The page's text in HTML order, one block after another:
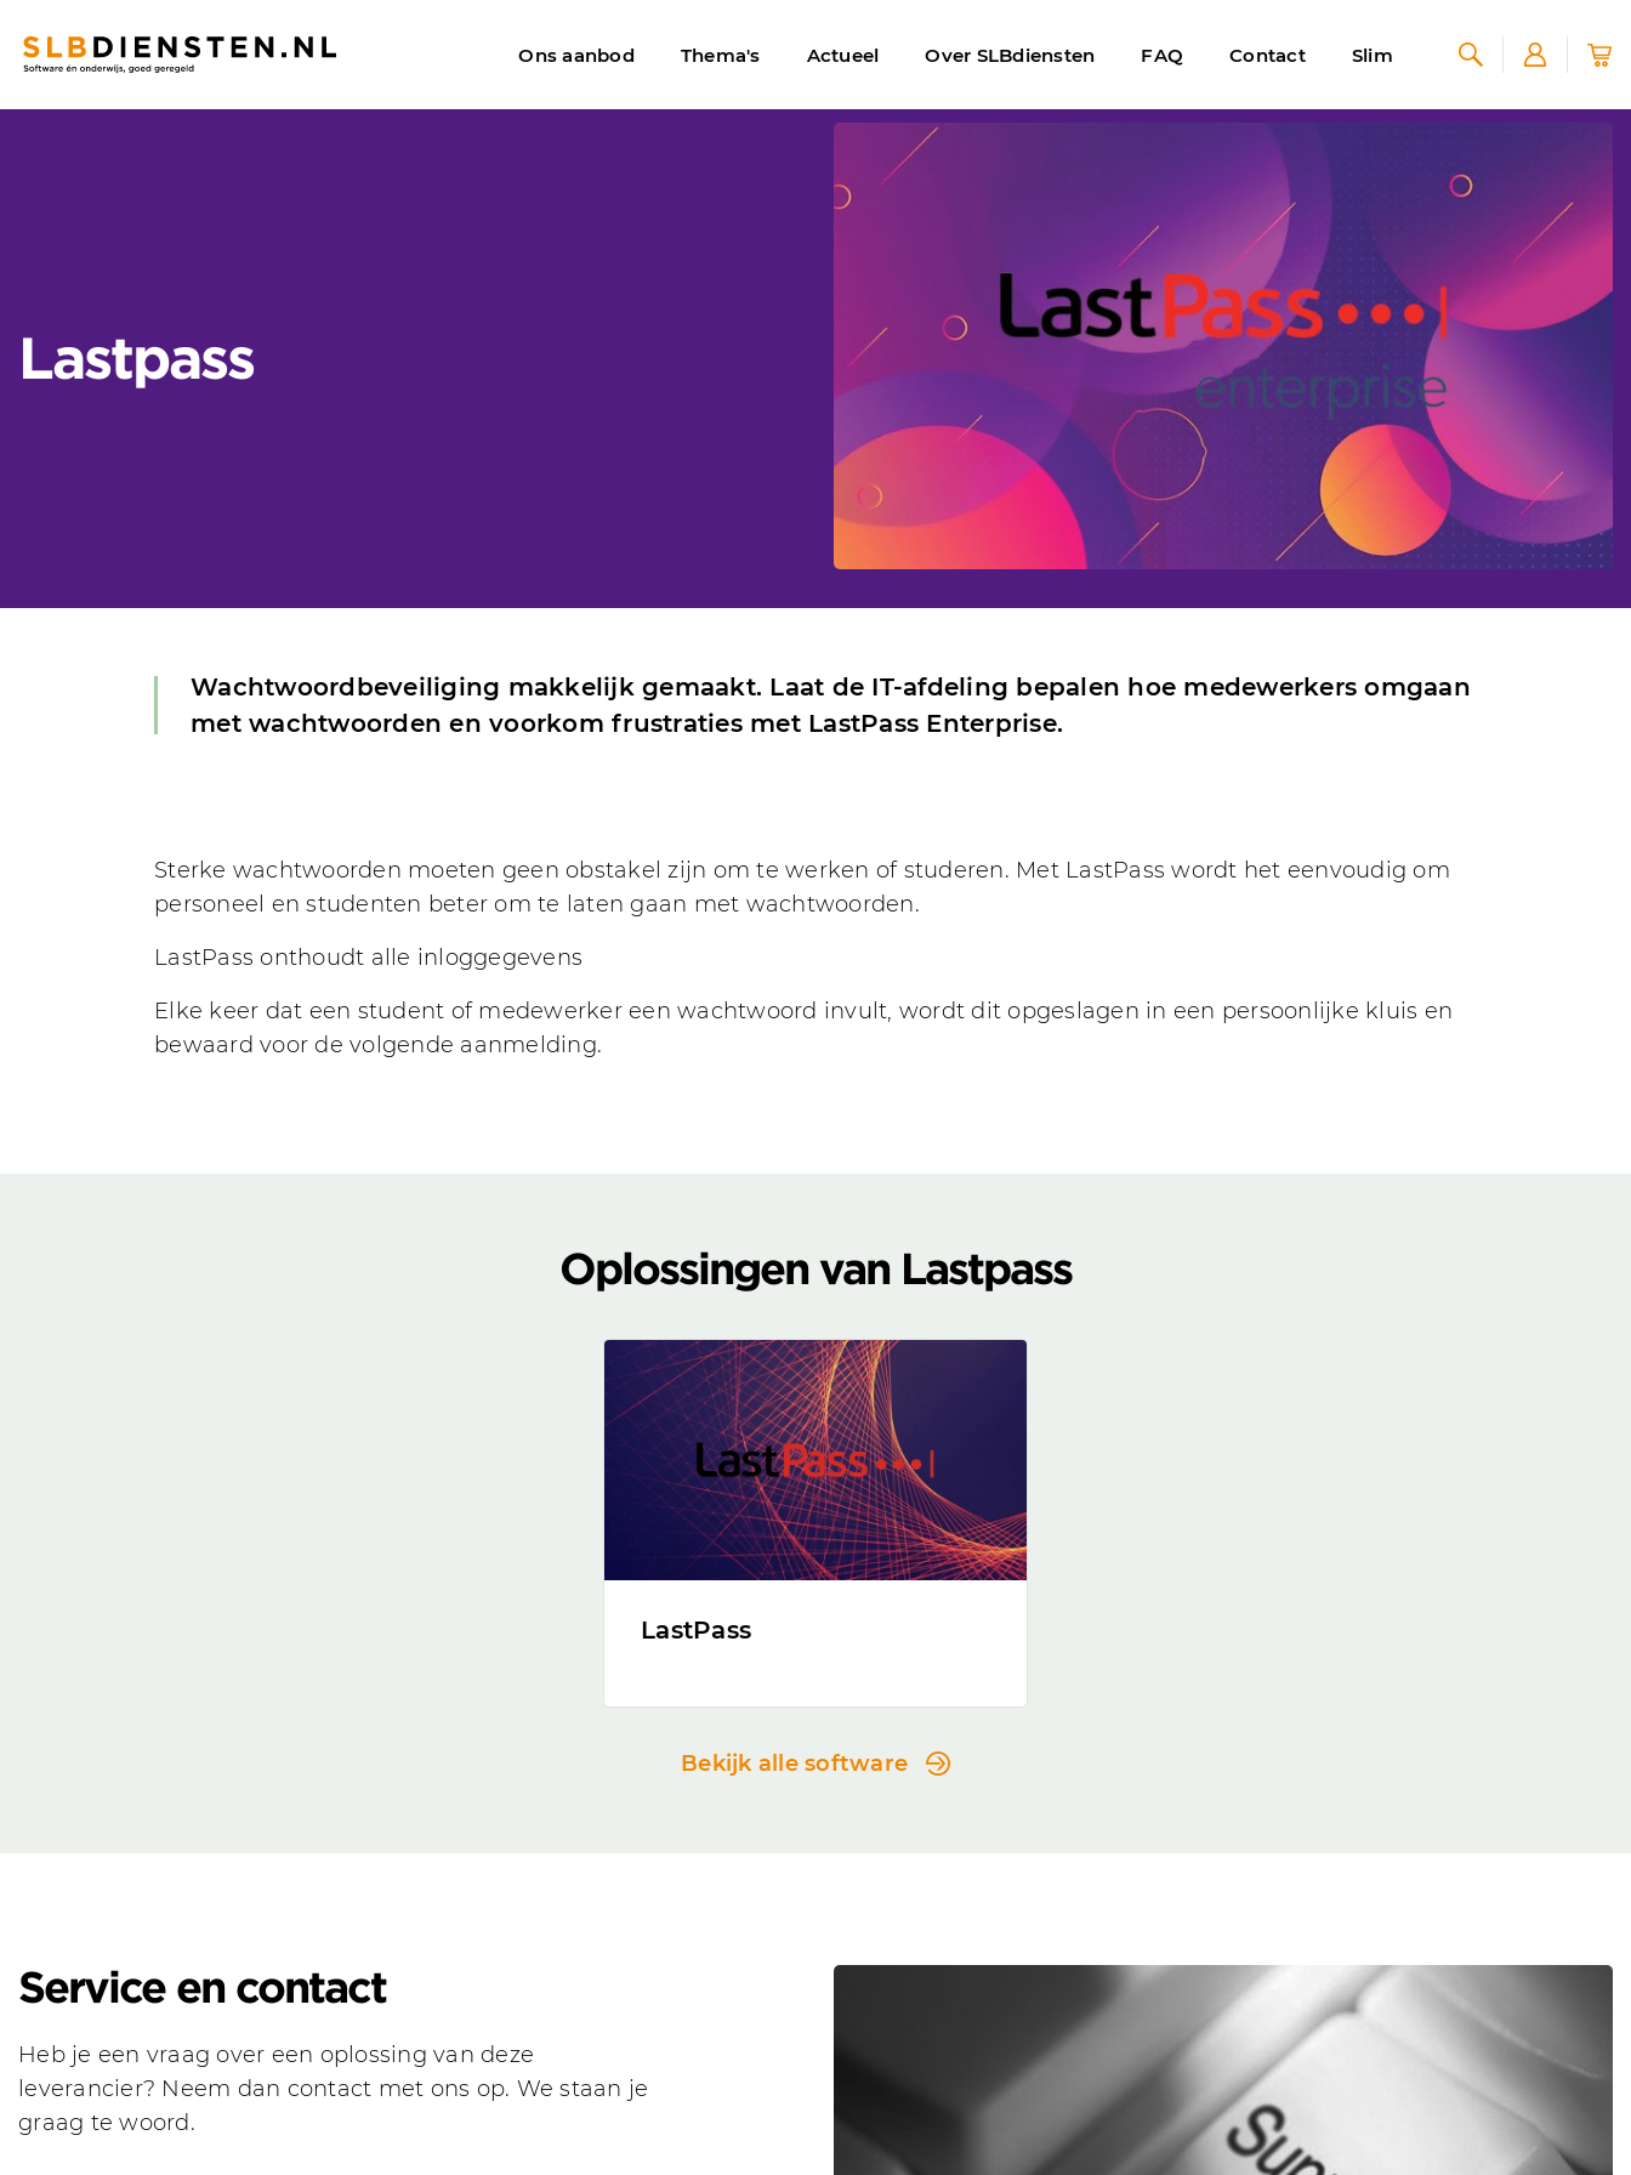
Ons aanbod Thema's Actueel Over SLBdiensten FAQ Contact Slim
SLBdiensten / Alle leveranciers / Lastpass
Lastpass
Wachtwoordbeveiliging makkelijk gemaakt. Laat de IT-afdeling bepalen hoe medewerkers omgaan
met wachtwoorden en voorkom frustraties met LastPass Enterprise.
Sterke wachtwoorden moeten geen obstakel zijn om te werken of studeren. Met LastPass wordt het eenvoudig om
personeel en studenten beter om te laten gaan met wachtwoorden.
LastPass onthoudt alle inloggegevens
Elke keer dat een student of medewerker een wachtwoord invult, wordt dit opgeslagen in een persoonlijke kluis en
bewaard voor de volgende aanmelding.
Oplossingen van Lastpass
LastPass
Bekijk alle software
Service en contact
Heb je een vraag over een oplossing van deze
leverancier? Neem dan contact met ons op. We staan je
graag te woord.